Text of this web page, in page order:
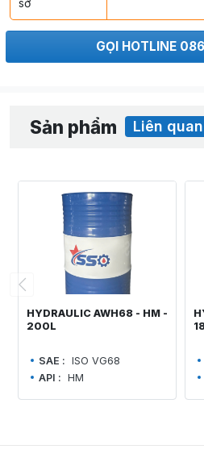
GỌI HOTLINE
Sản phẩm Liên quan
HYDRAULIC AWH68 - HM -
200L
SAE : ISO VG68
API : HM